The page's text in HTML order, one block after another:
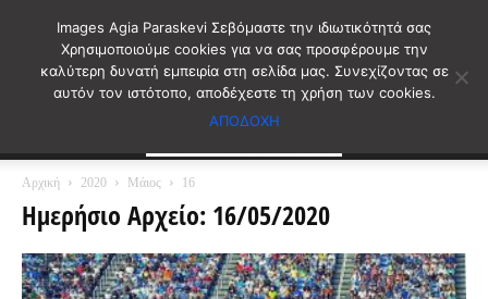
Αρχική 2020 Μάιος 16
Ημερήσιο Αρχείο: 16/05/2020
Images Agia Paraskevi Σεβόμαστε την ιδιωτικότητά σας
Χρησιμοποιούμε cookies για να σας προσφέρουμε την
καλύτερη δυνατή εμπειρία στη σελίδα μας. Συνεχίζοντας σε
αυτόν τον ιστότοπο, αποδέχεστε τη χρήση των cookies.
ΑΠΟΔΟΧΗ